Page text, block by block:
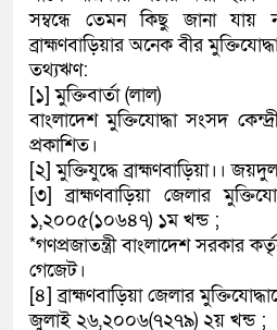
সম্বন্ধে তেমন কিছু জানা
ব্রাহ্মণবাড়িয়ার অনেক বীর
তথ্যঋণ:
[১] মুক্তিবার্তা (লাল)
বাংলাদেশ মুক্তিযোদ্ধা সংসদ
প্রকাশিত।
[২] মুক্তিযুদ্ধে ব্রাহ্মণবাড়িয়া।।
[৩] ব্রাহ্মণবাড়িয়া জেলার
১,২০০৫(১০৬৪৭) ১ম খন্ড ;
*গণপ্রজাতন্ত্রী বাংলাদেশ সরকার
গেজেট।
[৪] ব্রাহ্মণবাড়িয়া জেলার
জুলাই ২৬,২০০৬(৭২৭৯) ২য় খন্ড ;